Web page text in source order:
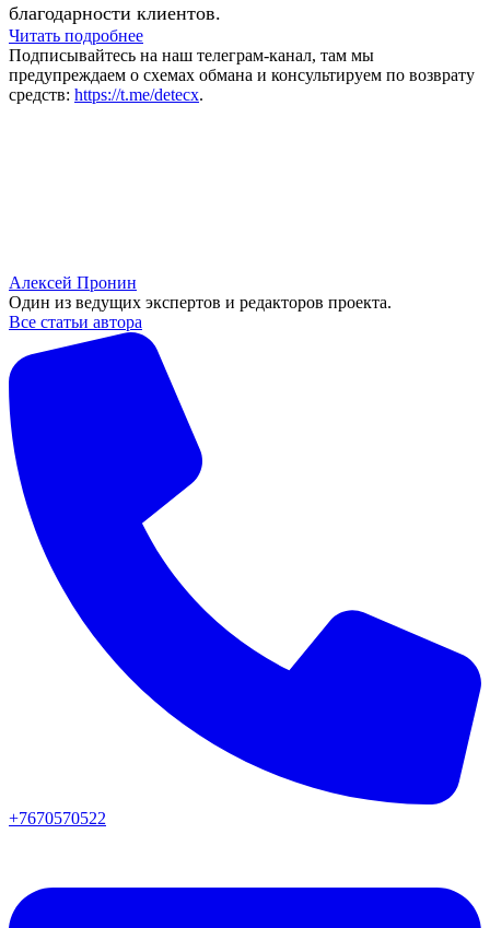
благодарности клиентов.
Читать подробнее
Подписывайтесь на наш телеграм-канал, там мы
предупреждаем о схемах обмана и консультируем по возврату
средств: https://t.me/detecx.
Алексей Пронин
Один из ведущих экспертов и редакторов проекта.
Все статьи автора
+7670570522